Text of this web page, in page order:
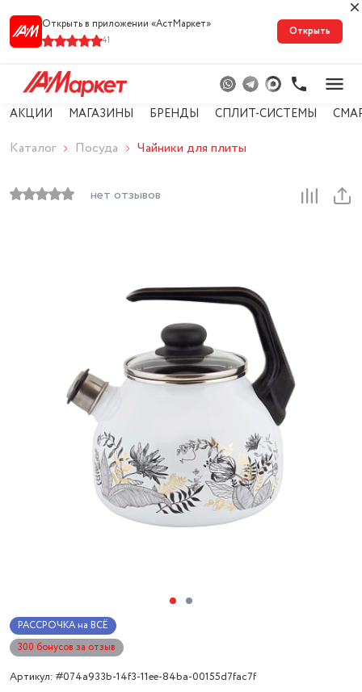
Открыть в приложении «АстМарке‪т‬»
41
Открыть
АКЦИИ МАГАЗИНЫ БРЕНДЫ СПЛИТ-СИСТЕМЫ
Каталог Посуда Чайники для плиты
нет отзывов
РАССРОЧКА на ВСЁ
300 бонусов за отзыв
Артикул: #074a933b-14f3-11ee-84ba-00155d7fac7f